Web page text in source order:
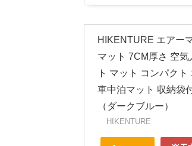
HIKENTURE エアー
マット 7CM厚さ 空
ト マット コンパク
車中泊マット 収納袋
（ダークブルー）
HIKENTURE